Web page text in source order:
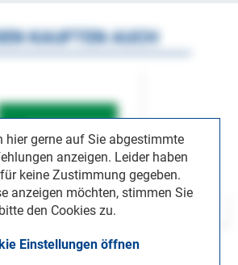
hier gerne auf Sie abgestimmte
anzeigen. Leider haben
keine Zustimmung gegeben.
anzeigen möchten, stimmen Sie
bitte den Cookies zu.
Einstellungen öffnen
KAUFTEN AUCH